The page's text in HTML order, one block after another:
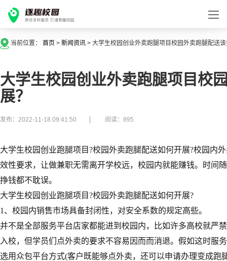
当前位置： 首页 > 新闻资讯 > 大学生校园创业外卖跑腿项目校园外卖跑腿配送
大学生校园创业外卖跑腿项目校
展？
发布：2022-11-18 09:41:50 阅读：895
大学生校园创业跑腿项目?校园外卖跑腿配送如何开展?校园内
效性要求，让做兼职无需离开学校远，校园内就能赚钱。时间
挣钱都不耽误。
大学生校园创业跑腿项目?校园外卖跑腿配送如何开展?
1、校园内销售市场具备封闭性，对安全系数的规定高些。
并不是全部服务平台店家都能进到校园内，比如许多高校就严
入校，但学员们点外卖的要求不容易因而而消退。假如这时服
选用众包平台方式(客户既能够点外卖，还可以申请办理变成